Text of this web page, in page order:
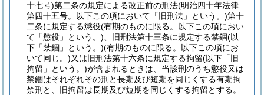
十七号)第二条の規定による改正前の刑法(明治四十年法律
第四十五号。以下この項において「旧刑法」という。)第十
二条に規定する懲役(有期のものに限る。以下この項におい
て「懲役」という。) 、旧刑法第十三条に規定する禁錮(以
下「禁錮」という。)(有期のものに限る。以下この項にお
いて同じ。)又は旧刑法第十六条に規定する拘留(以下「旧
拘留」という。)が含まれるときは、当該刑のうち懲役又は
禁錮はそれぞれその刑と長期及び短期を同じくする有期拘
禁刑と、旧拘留は長期及び短期を同じくする拘留とする。